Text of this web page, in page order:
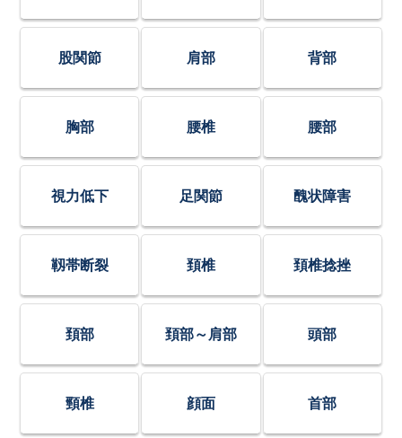
股関節 肩部 背部
胸部 腰椎 腰部
視力低下 足関節 醜状障害
靱帯断裂 頚椎 頚椎捻挫
頚部 頚部～肩部 頭部
頸椎 顔面 首部